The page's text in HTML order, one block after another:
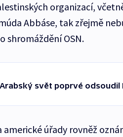
organizací,
Abbáse, tak zřejmě
shromáždění OSN.
svět poprvé odsoudil
americké úřady rovněž